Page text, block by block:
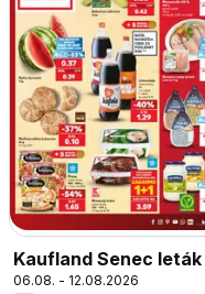
Kaufland Senec leták
06.08. - 12.08.2026